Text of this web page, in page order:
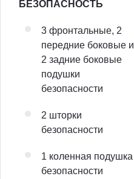
БЕЗОПАСНОСТЬ
3 фронтальные, 2
передние боковые и
2 задние боковые
подушки
безопасности
2 шторки
безопасности
1 коленная подушка
безопасности